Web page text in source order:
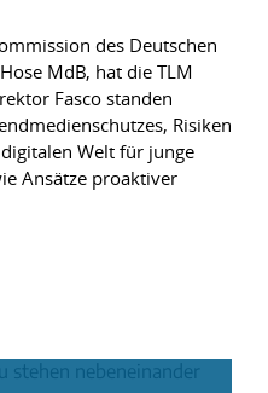
des Deutschen
MdB, hat die TLM
Fasco standen
Risiken
Welt für junge
Ansätze proaktiver